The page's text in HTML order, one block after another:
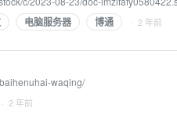
电脑服务器 博通 · 2 年前
waqing/
· 2 年前